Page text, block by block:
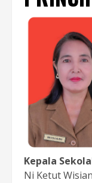
Kepala
Ni Ketut